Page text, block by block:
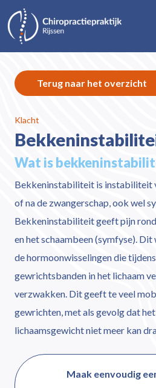
Terug naar het overzicht
Klacht
Wat is
Bekkeninstabiliteit is instabiliteit
of na de zwangerschap, ook wel
Bekkeninstabiliteit geeft pijn
en het schaambeen (symfyse).
de hormoonwisselingen die
gewrichtsbanden in het lichaam
verzwakken. Dit geeft te veel
gewrichten, met als gevolg dat
lichaamsgewicht niet meer kan
Maak eenvoudig